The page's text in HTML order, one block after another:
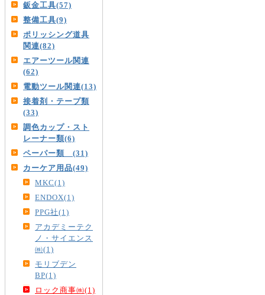
鈑金工具(57)
整備工具(9)
ポリッシング道具
関連(82)
エアーツール関連
(62)
電動ツール関連(13)
接着剤・テープ類
(33)
調色カップ・スト
レーナー類(6)
ペーパー類 (31)
カーケア用品(49)
MKC(1)
ENDOX(1)
PPG社(1)
アカデミーテク
ノ・サイエンス
㈱(1)
モリブデン
BP(1)
ロック商事㈱(1)